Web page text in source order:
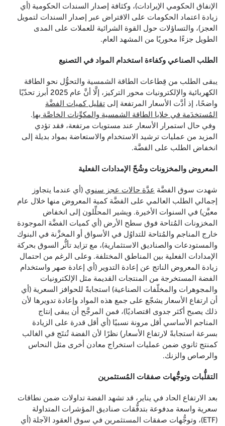
الإنفاق الحكومي الإيرادات)، وكثافة إصدار السندات الحكومية (أي
زيادة اعتماد الحكومات على الاقتراض عبر إصدار السندات لتمويل
العجز)، والتساؤلات حول القوة الشرائية للعملات على المدى
الطويل جزءًا محوريًا من المشهد العام.
الطلب الصناعي وكفاءة استخدام المواد في التصنيع
يبقى الطلب من قِطاعات الطاقة الشمسية والتحوُّل نحو الطاقة
الكهربائية والإلكترونيات محور التركيز، إلَّا أنَّ عام 2025 أبرز تحدّيًا
واضحًا، إذ أدَّت الأسعار المرتفعة إلى تقليل كميات الفضَّة
المُستخدَمة في خلايا الطاقة الشمسية والمكوِّنات الخاصَّة بها.
وفي حال استمرار الأسعار عند مستويات مرتفعة، فقد تؤدي
المزيد من عمليات ترشيد الاستخدام والاستعاضة بمواد بديلة إلى
انخفاض الطلب على الفضَّة.
المعروض والمخزونات وشُحّ الإمدادات الفعلية
شهدت سوق الفضَّة عدَّة حالات عجز سنوي (أي عندما يتجاوز
إجمالي الطلب العالمي على الفضَّة كمية المعروض منها خلال عام
معيَّن) في السنوات الأخيرة. ويشير المحلِّلون إلى انخفاض
المخزونات المُتاحة فوق سطح الأرض (أي كميات الفضَّة الموجودة
خارج المناجم والمُتاحة للتداوُل في الأسواق أو المخزَّنة في البنوك
والمستودعات والصناديق الاستثمارية)، مع تزايد تأثُّر السوق بحركة
الإمدادات الفعلية بين المناطق المختلفة. وعلى الرغم من احتمال
زيادة المعروض الناتج عن إعادة التدوير (أي إعادة صهر واستخدام
الفضة المستخرجة من المنتجات القديمة مثل الإلكترونيات
والمجوهرات والمخلّفات الصناعية) استجابةً للحوافز السعرية (أي
أن ارتفاع الأسعار يشجّع على جمع هذه المواد وإعادة تدويرها لأن
ذلك يصبح أكثر جدوى اقتصاديًا)، فمن المرجَّح أن يبقى إنتاج
المناجم الأساسي أقل مرونة نسبيًا (أي أقل قدرة على الزيادة
بسرعة استجابةً لارتفاع الأسعار) نظرًا لأن الفضة تُنتَج في الغالب
كمنتج ثانوي ضمن عمليات استخراج معادن أخرى مثل النحاس
والرصاص والزنك.
التقلُّبات وتوجُّهات صفقات المُستثمرين
بعد الارتفاع الحاد في يناير، قد تشهد الفضة تداولات ضمن نطاقات
سعرية واسعة مدفوعة بتدفُّقات صناديق المؤشرات المتداولة
(ETF)، وتوجُّهات صفقات المستثمرين في سوق العقود الآجلة (أي